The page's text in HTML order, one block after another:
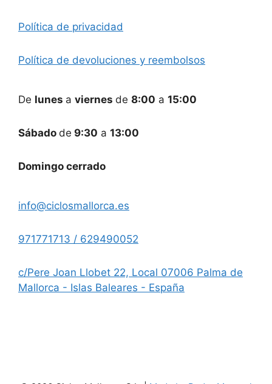
Política de privacidad
Política de devoluciones y reembolsos
De lunes a viernes de 8:00 a 15:00
Sábado de 9:30 a 13:00
Domingo cerrado
info@ciclosmallorca.es
971771713 / 629490052
c/Pere Joan Llobet 22, Local 07006 Palma de
Mallorca - Islas Baleares - España